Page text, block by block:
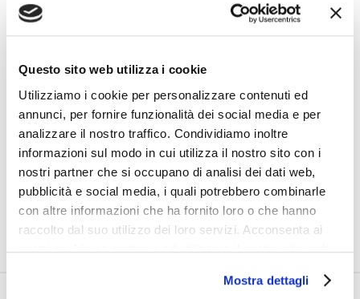
Questo sito web utilizza i cookie
Utilizziamo i cookie per personalizzare contenuti ed
annunci, per fornire funzionalità dei social media e per
analizzare il nostro traffico. Condividiamo inoltre
informazioni sul modo in cui utilizza il nostro sito con i
nostri partner che si occupano di analisi dei dati web,
pubblicità e social media, i quali potrebbero combinarle
con altre informazioni che ha fornito loro o che hanno
raccolto dal suo utilizzo dei loro servizi. Acconsenta ai
nostri cookie se continua ad utilizzare il nostro sito web.
Mostra dettagli
piano universale, ossia riguardante il destino
dell’umanità, il mistero non è meno fitto: la fine del
nostre spalle? Il demonio è scatenato come non mai
perché ha poco tempo: ma ne ha poco perché il Giudizio
finale è alle porte o perché verrà di nuovo incatenato e la
storia umana continuerà con una svolta verso il bene?
LEGGI TUTTO